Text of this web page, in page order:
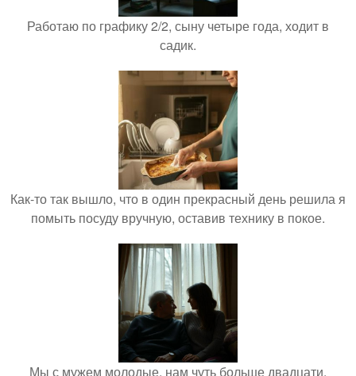
Работаю по графику 2/2, сыну четыре года, ходит в
садик.
Как-то так вышло, что в один прекрасный день решила я
помыть посуду вручную, оставив технику в покое.
Мы с мужем молодые, нам чуть больше двадцати,